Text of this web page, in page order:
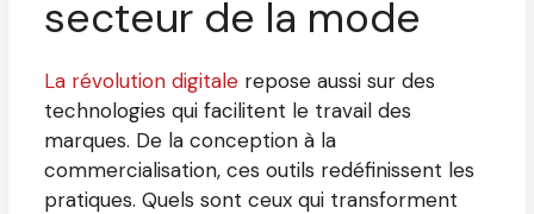
secteur de la mode
La révolution digitale repose aussi sur des
technologies qui facilitent le travail des
marques. De la conception à la
commercialisation, ces outils redéfinissent les
pratiques. Quels sont ceux qui transforment